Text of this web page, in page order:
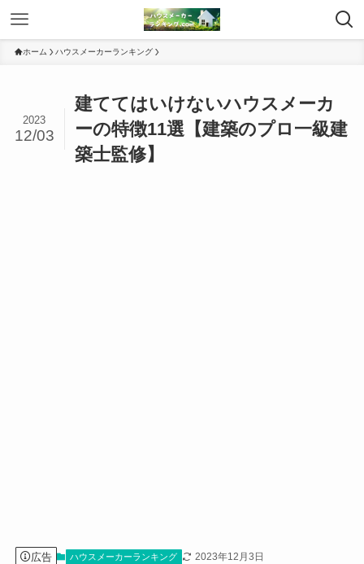
ホーム ハウスメーカーランキング
建ててはいけないハウスメーカ
ーの特徴11選【建築のプロ一級建
築士監修】
2023
12/03
広告 ハウスメーカーランキング 2023年12月3日